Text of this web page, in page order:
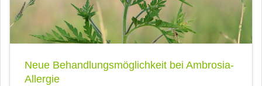
Neue Behandlungsmöglichkeit bei Ambrosia-
Allergie